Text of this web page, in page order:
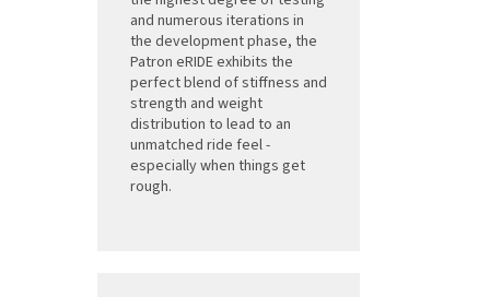
and numerous iterations in
the development phase, the
Patron eRIDE exhibits the
perfect blend of stiffness and
strength and weight
distribution to lead to an
unmatched ride feel -
especially when things get
rough.